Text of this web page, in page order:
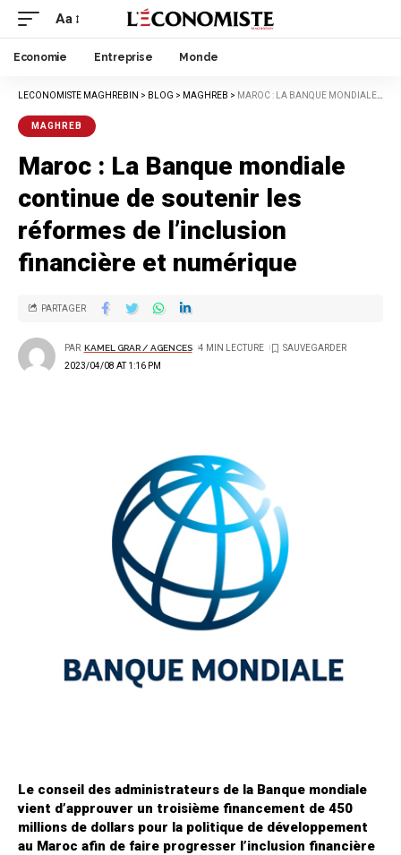
Aa
Economie Entreprise Monde
LECONOMISTE MAGHREBIN > BLOG > MAGHREB > MAROC : LA BANQUE MONDIALE CONTINUE DE SOUTENIR LES RÉFORMES DE L’INCLUSION FINANCIÈRE ET NUMÉRIQUE
MAGHREB
Maroc : La Banque mondiale
continue de soutenir les
réformes de l’inclusion
financière et numérique
2023/04/08 AT 1:16 PM
PAR KAMEL GRAR / AGENCES 4 MIN LECTURE
PARTAGER
Le conseil des administrateurs de la Banque mondiale
vient d’approuver un troisième financement de 450
millions de dollars pour la politique de développement
au Maroc afin de faire progresser l’inclusion financière